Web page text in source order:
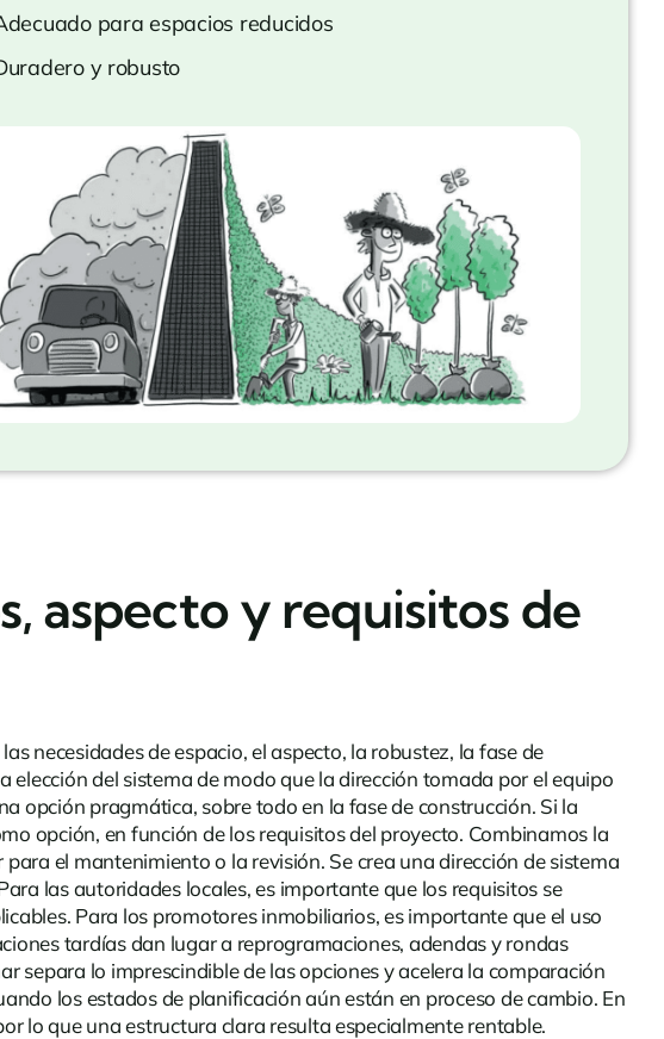
para espacios reducidos
y robusto
aspecto y requisitos de
necesidades de espacio, el aspecto, la robustez, la fase de
del sistema de modo que la dirección tomada por el equipo
opción pragmática, sobre todo en la fase de construcción. Si la
opción, en función de los requisitos del proyecto. Combinamos la
el mantenimiento o la revisión. Se crea una dirección de sistema
las autoridades locales, es importante que los requisitos se
Para los promotores inmobiliarios, es importante que el uso
tardías dan lugar a reprogramaciones, adendas y rondas
separa lo imprescindible de las opciones y acelera la comparación
los estados de planificación aún están en proceso de cambio. En
lo que una estructura clara resulta especialmente rentable.